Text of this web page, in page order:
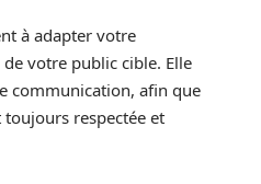
à adapter votre
votre public cible. Elle
communication, afin que
respectée et